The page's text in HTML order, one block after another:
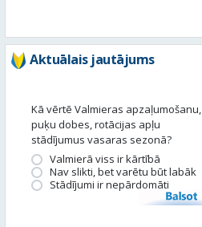
Aktuālais jautājums
Kā vērtē Valmieras apzaļumošanu,
puķu dobes, rotācijas apļu
stādījumus vasaras sezonā?
Valmierā viss ir kārtībā
Nav slikti, bet varētu būt labāk
Stādījumi ir nepārdomāti
Balsot